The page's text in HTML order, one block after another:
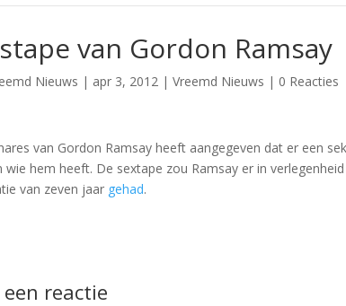
van Gordon Ramsay
Nieuws | apr 3, 2012 |Vreemd Nieuws | 0 Reacties
van Gordon Ramsay heeft aangegeven dat er een
wie hem heeft. De sextape zou Ramsay er in
van zeven jaar gehad.
een reactie